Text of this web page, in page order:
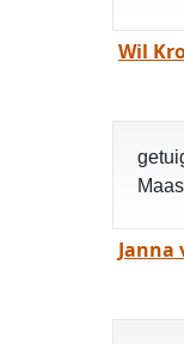
Wil
Maas
Janna